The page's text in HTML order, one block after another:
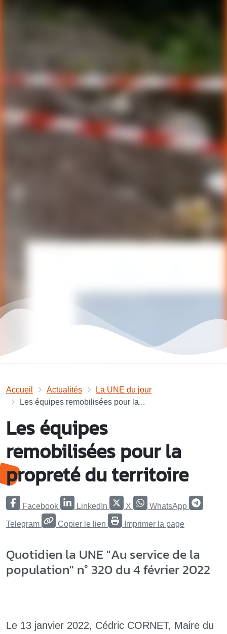
Accueil Actualités
La UNE du jour
Les équipes remobilisées pour la...
Les équipes
remobilisées pour la
propreté du territoire
Facebook LinkedIn X WhatsApp
Telegram Copier le lien Imprimer la page
Quotidien la UNE "Au service de la
population" n° 320 du 4 février 2022
Le 13 janvier 2022, Cédric CORNET, Maire du